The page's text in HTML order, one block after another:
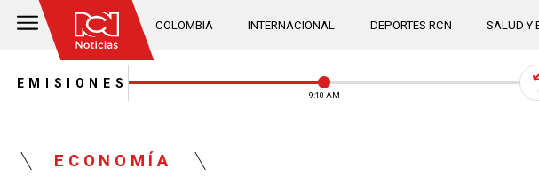
COLOMBIA INTERNACIONAL DEPORTES RCN SALUD Y
EMISIONES
9:10 AM
ECONOMÍA